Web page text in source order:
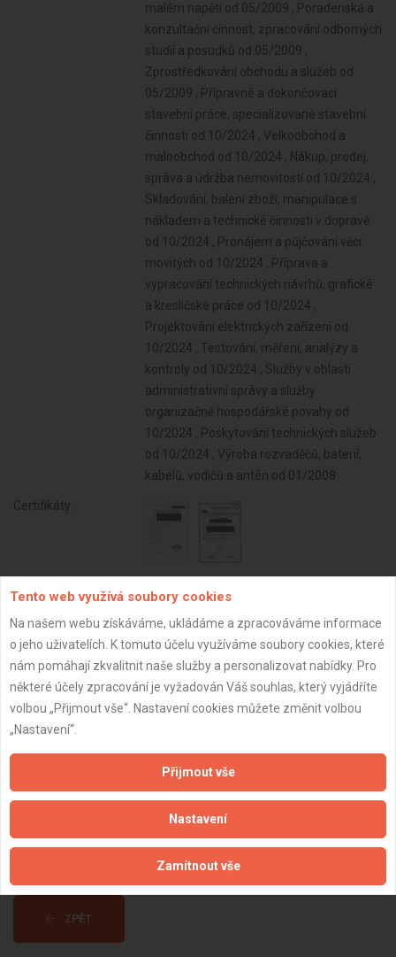
malém napětí od 05/2009 , Poradenská a
konzultační činnost, zpracování odborných
studií a posudků od 05/2009 ,
Zprostředkování obchodu a služeb od
05/2009 , Přípravné a dokončovací
stavební práce, specializované stavební
činnosti od 10/2024 , Velkoobchod a
maloobchod od 10/2024 , Nákup, prodej,
správa a údržba nemovitostí od 10/2024 ,
Skladování, balení zboží, manipulace s
nákladem a technické činnosti v dopravě
od 10/2024 , Pronájem a půjčování věcí
movitých od 10/2024 , Příprava a
vypracování technických návrhů, grafické
a kresličské práce od 10/2024 ,
Projektování elektrických zařízení od
10/2024 , Testování, měření, analýzy a
kontroly od 10/2024 , Služby v oblasti
administrativní správy a služby
organizačně hospodářské povahy od
10/2024 , Poskytování technických služeb
od 10/2024 , Výroba rozvaděčů, baterií,
kabelů, vodičů a antén od 01/2008
Certifikáty:
Subjekt: OSVČ
DPH: Neplátce
Věk: 39 let
Datum registrace: 11.4.2020
Dostupnost:
ZPĚT
Tento web využívá soubory cookies
Na našem webu získáváme, ukládáme a zpracováváme informace
o jeho uživatelích. K tomuto účelu využíváme soubory cookies, které
nám pomáhají zkvalitnit naše služby a personalizovat nabídky. Pro
některé účely zpracování je vyžadován Váš souhlas, který vyjádříte
volbou „Přijmout vše“. Nastavení cookies můžete změnit volbou
„Nastavení“.
Přijmout vše
Nastavení
Zamítnout vše